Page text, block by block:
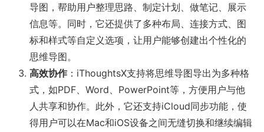
导图，帮助用户整理思路、制定计划、做笔记、展示
信息等。同时，它还提供了多种布局、连接方式、图
标和样式等自定义选项，让用户能够创建出个性化的
思维导图。
高效协作 ：iThoughtsX支持将思维导图导出为多种格
式，如PDF、Word、PowerPoint等，方便用户与他
人共享和协作。此外，它还支持iCloud同步功能，使
得用户可以在Mac和iOS设备之间无缝切换和继续编辑